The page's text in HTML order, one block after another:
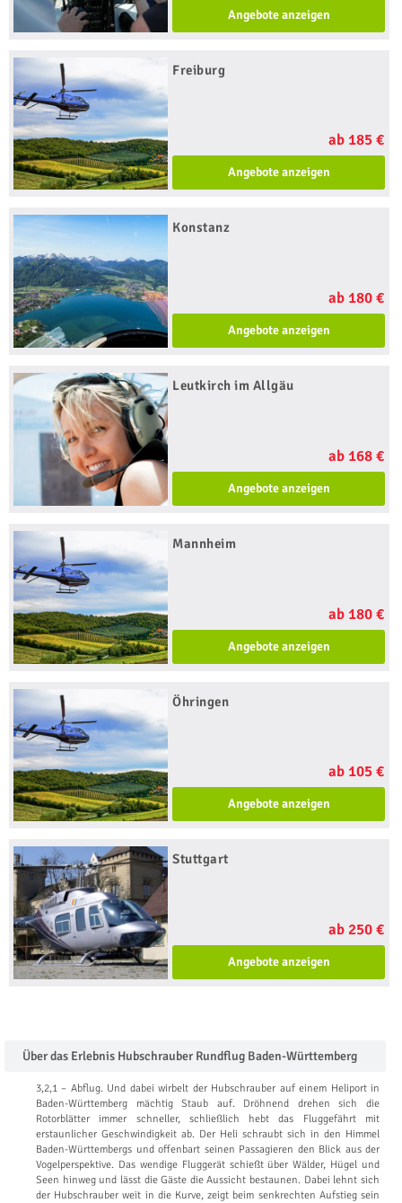
Angebote anzeigen
Freiburg
ab 185 €
Angebote anzeigen
Konstanz
ab 180 €
Angebote anzeigen
Leutkirch im Allgäu
ab 168 €
Angebote anzeigen
Mannheim
ab 180 €
Angebote anzeigen
Öhringen
ab 105 €
Angebote anzeigen
Stuttgart
ab 250 €
Angebote anzeigen
Über das Erlebnis Hubschrauber Rundflug Baden-Württemberg
3,2,1 – Abflug. Und dabei wirbelt der Hubschrauber auf einem Heliport in
Baden-Württemberg mächtig Staub auf. Dröhnend drehen sich die
Rotorblätter immer schneller, schließlich hebt das Fluggefährt mit
erstaunlicher Geschwindigkeit ab. Der Heli schraubt sich in den Himmel
Baden-Württembergs und offenbart seinen Passagieren den Blick aus der
Vogelperspektive. Das wendige Fluggerät schießt über Wälder, Hügel und
Seen hinweg und lässt die Gäste die Aussicht bestaunen. Dabei lehnt sich
der Hubschrauber weit in die Kurve, zeigt beim senkrechten Aufstieg sein